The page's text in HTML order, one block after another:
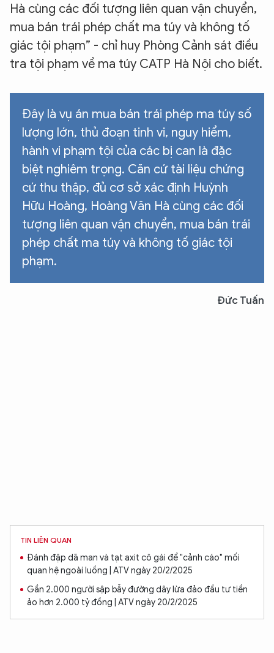
Hà cùng các đối tượng liên quan vận chuyển,
mua bán trái phép chất ma túy và không tố
giác tội phạm” - chỉ huy Phòng Cảnh sát điều
tra tội phạm về ma túy CATP Hà Nội cho biết.
Đây là vụ án mua bán trái phép ma túy số
lượng lớn, thủ đoạn tinh vi, nguy hiểm,
hành vi phạm tội của các bị can là đặc
biệt nghiêm trọng. Căn cứ tài liệu chứng
cứ thu thập, đủ cơ sở xác định Huỳnh
Hữu Hoàng, Hoàng Văn Hà cùng các đối
tượng liên quan vận chuyển, mua bán trái
phép chất ma túy và không tố giác tội
phạm.
Đức Tuấn
TIN LIÊN QUAN
Đánh đập dã man và tạt axit cô gái để "cảnh cáo" mối
quan hệ ngoài luồng | ATV ngày 20/2/2025
Gần 2.000 người sập bẫy đường dây lừa đảo đầu tư tiền
ảo hơn 2.000 tỷ đồng | ATV ngày 20/2/2025